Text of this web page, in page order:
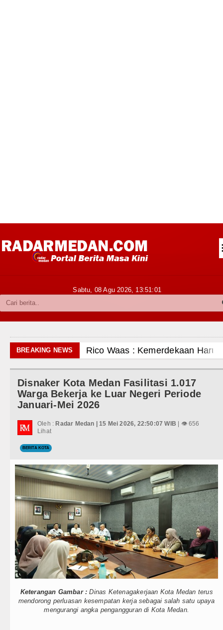
Kabupaten Karo
Politik
Hiburan
Olahraga
Teknologi
Internasional
TIPS dan TRIK
+ Lainnya
Video
Kesehatan
Kuliner
Sabtu, 08 Agu 2026, 13:51:02
BREAKING NEWSRico Waas : Kemerdekaan Harus
Kurang dari 6 Jam, Polsek Kotarih
Liverpool vs Monaco Laga
Kapolda Sumut Rombak Puluhan
Wabup Deli Serdang Lantik 25
Ketua GRIB Jaya Labuhanbatu
Gubernur Bobby Nasution Minta
Rico Waas : Kemerdekaan Harus
Kurang dari 6 Jam, Polsek Kotarih
Liverpool vs Monaco Laga
Disnaker Kota Medan Fasilitasi 1.017
Warga Bekerja ke Luar Negeri Periode
Januari-Mei 2026
Oleh : Radar Medan | 15 Mei 2026, 22:50:07 WIB | 👁 656
Lihat
BERITA KOTA
Keterangan Gambar : Dinas Ketenagakerjaan Kota Medan terus
mendorong perluasan kesempatan kerja sebagai salah satu upaya
mengurangi angka pengangguran di Kota Medan.